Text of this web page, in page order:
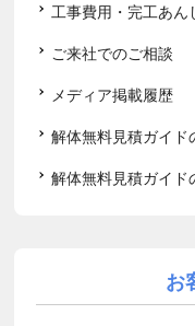
工事費用・完工あん
ご来社でのご相談
メディア掲載履歴
解体無料見積ガイド
解体無料見積ガイド
お